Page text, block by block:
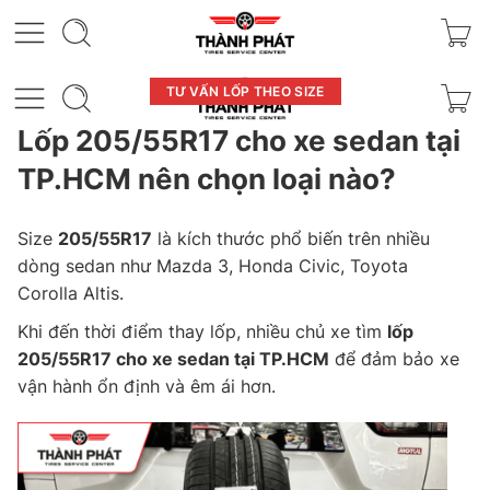
TƯ VẤN LỐP THEO SIZE
Lốp 205/55R17 cho xe sedan tại
TP.HCM nên chọn loại nào?
Size 205/55R17 là kích thước phổ biến trên nhiều
dòng sedan như Mazda 3, Honda Civic, Toyota
Corolla Altis.
Khi đến thời điểm thay lốp, nhiều chủ xe tìm lốp
205/55R17 cho xe sedan tại TP.HCM để đảm bảo xe
vận hành ổn định và êm ái hơn.